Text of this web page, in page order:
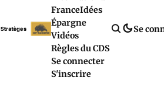
FranceIdées
Épargne
Vidéos
Règles du CDS
Se connecter
S'inscrire
Se